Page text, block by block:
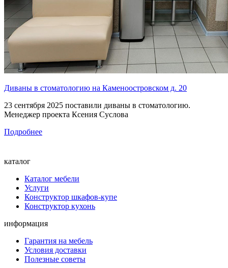
Диваны в стоматологию на Каменоостровском д. 20
23 сентября 2025 поставили диваны в стоматологию.
Менеджер проекта Ксения Суслова
Подробнее
каталог
Каталог мебели
Услуги
Конструктор шкафов-купе
Конструктор кухонь
информация
Гарантия на мебель
Условия доставки
Полезные советы